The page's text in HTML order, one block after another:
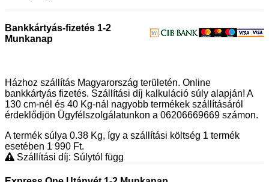
Bankkártyás-fizetés 1-2
Munkanap
Házhoz szállítás Magyarország területén. Online
bankkártyás fizetés. Szállítási díj kalkuláció súly alapján! A
130 cm-nél és 40 Kg-nál nagyobb termékek szállításáról
érdeklődjön Ügyfélszolgálatunkon a 06206669669 számon.
A termék súlya 0.38 Kg, így a szállítási költség 1 termék
esetében 1 990 Ft.
Szállítási díj: Súlytól függ